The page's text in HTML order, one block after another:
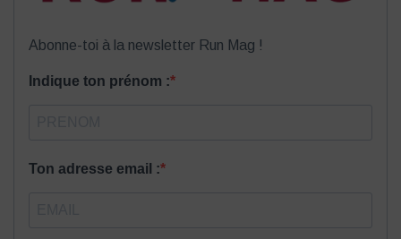
Abonne-toi à la newsletter Run Mag !
Indique ton prénom :
Ton adresse email :